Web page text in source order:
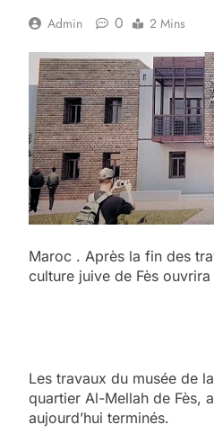
Admin 0 2 Mins
Maroc . Après la fin des
culture juive de Fès
Les travaux du musée de
quartier Al-Mellah de Fès,
aujourd’hui terminés.